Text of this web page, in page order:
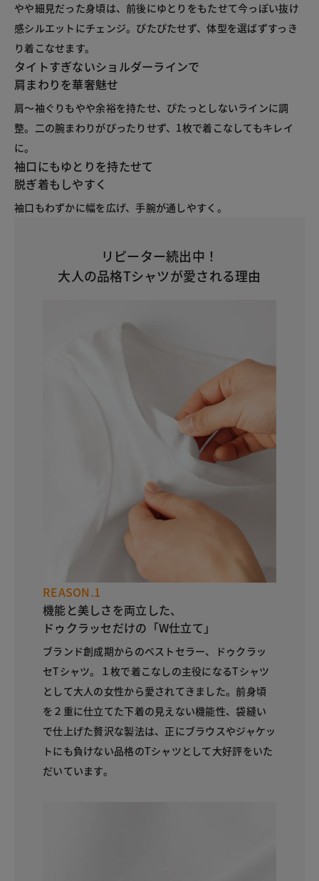
やや細見だった身頃は、前後にゆとりをもたせて今っぽい抜け
感シルエットにチェンジ。ぴたぴたせず、体型を選ばずすっき
り着こなせます。
タイトすぎないショルダーラインで
肩まわりを華奢魅せ
肩～袖ぐりもやや余裕を持たせ、ぴたっとしないラインに調
整。二の腕まわりがぴったりせず、1枚で着こなしてもキレイ
に。
袖口にもゆとりを持たせて
脱ぎ着もしやすく
袖口もわずかに幅を広げ、手腕が通しやすく。
リピーター続出中！
大人の品格Tシャツが愛される理由
REASON.1
機能と美しさを両立した、
ドゥクラッセだけの「W仕立て」
ブランド創成期からのベストセラー、ドゥクラッ
セTシャツ。１枚で着こなしの主役になるTシャツ
として大人の女性から愛されてきました。前身頃
を２重に仕立てた下着の見えない機能性、袋縫い
で仕上げた贅沢な製法は、正にブラウスやジャケッ
トにも負けない品格のTシャツとして大好評をいた
だいています。